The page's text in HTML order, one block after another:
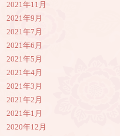
2021年11月
2021年9月
2021年7月
2021年6月
2021年5月
2021年4月
2021年3月
2021年2月
2021年1月
2020年12月